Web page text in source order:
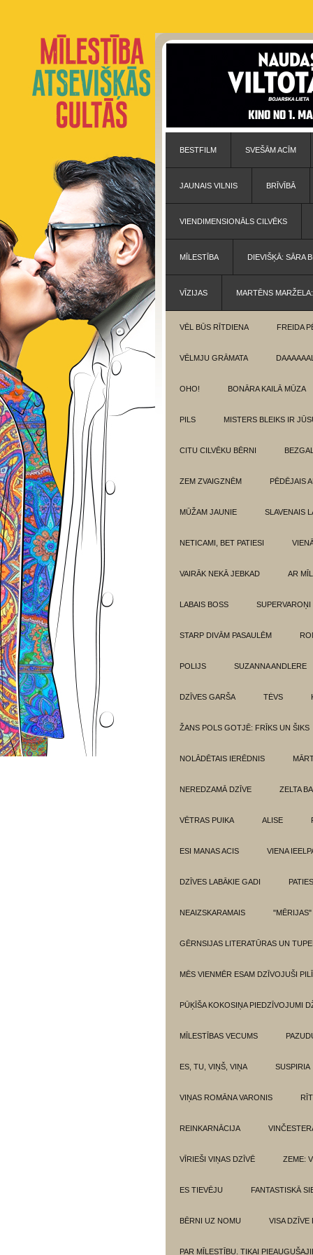
BESTFILM SVEŠĀM ACĪM
JAUNAIS VILNIS BRĪVĪBĀ
VIENDIMENSIONĀLS CILVĒKS
MĪLESTĪBA DIEVIŠĶĀ: SĀRA
VĪZIJAS MARTĒNS
VĒL BŪS RĪTDIENA FREIDA
VĒLMJU GRĀMATA
OHO! BONĀRA KAILĀ MŪZA
PILS MISTERS BLEIKS IR
CITU CILVĒKU BĒRNI
ZEM ZVAIGZNĒM PĒDĒJAIS
MŪŽAM JAUNIE SLAVENAIS
NETICAMI, BET PATIESI
VAIRĀK NEKĀ JEBKAD AR
LABAIS BOSS SUPERVAROŅI
STARP DIVĀM PASAULĒM
POLIJS SUZANNA ANDLERE
DZĪVES GARŠA TĖVS
ŽANS POLS GOTJĒ: FRĪKS UN ŠIKS
NOLĀDĒTAIS IERĒDNIS
NEREDZAMĀ DZĪVE ZELTA
VĒTRAS PUIKA ALISE
ESI MANAS ACIS VIENA
DZĪVES LABĀKIE GADI
NEAIZSKARAMAIS "MĒRIJAS"
GĒRNSIJAS LITERATŪRAS UN
MĒS VIENMĒR ESAM DZĪVOJUŠI PILĪ
PŪĶĪŠA KOKOSIŅA PIEDZĪVOJUMI
MĪLESTĪBAS VECUMS
ES, TU, VIŅŠ, VIŅA SUSPIRIA
VIŅAS ROMĀNA VARONIS
REINKARNĀCIJA
VĪRIEŠI VIŅAS DZĪVĒ ZEME:
ES TIEVĒJU FANTASTISKĀ
BĒRNI UZ NOMU VISA DZĪVE
PAR MĪLESTĪBU. TIKAI